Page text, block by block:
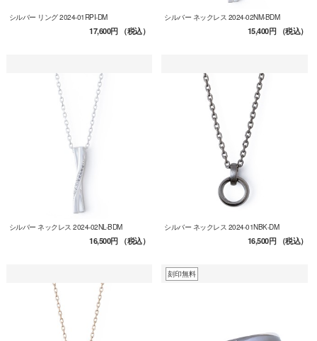
シルバー リング 2024-01RPI-DM
17,600円（税込）
シルバー ネックレス 2024-02NM-BDM
15,400円（税込）
シルバー ネックレス 2024-02NL-BDM
16,500円（税込）
シルバー ネックレス 2024-01NBK-DM
16,500円（税込）
刻印無料